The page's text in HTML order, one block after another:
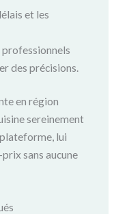
et les
des précisions.
en région
sereinement
lui
sans aucune